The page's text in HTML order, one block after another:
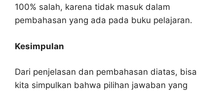
100% salah, karena tidak masuk dalam
pembahasan yang ada pada buku pelajaran.
Kesimpulan
Dari penjelasan dan pembahasan diatas, bisa
kita simpulkan bahwa pilihan jawaban yang